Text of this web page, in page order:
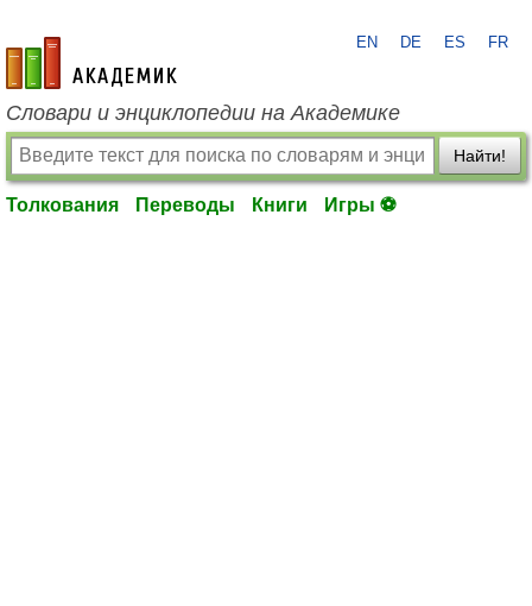
academic.ru
EN DE ES FR
Словари и энциклопедии на Академике
Найти!
Толкования Переводы Книги Игры ⚽